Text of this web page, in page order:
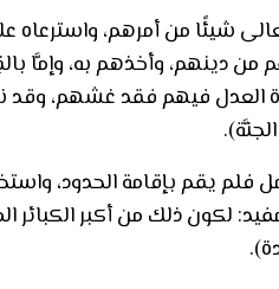
شيئًا من أمرهم، واسترعاه
دينهم، وأخذهم به، وإمَّا
فيهم فقد غشهم، وقد
فلم يقم بإقامة الحدود،
لكون ذلك من أكبر الكبائر